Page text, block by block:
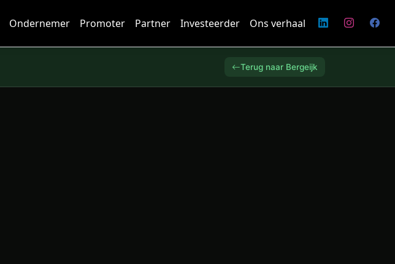
Ondernemer Promoter Partner Investeerder Ons verhaal
Terug naar Bergeijk